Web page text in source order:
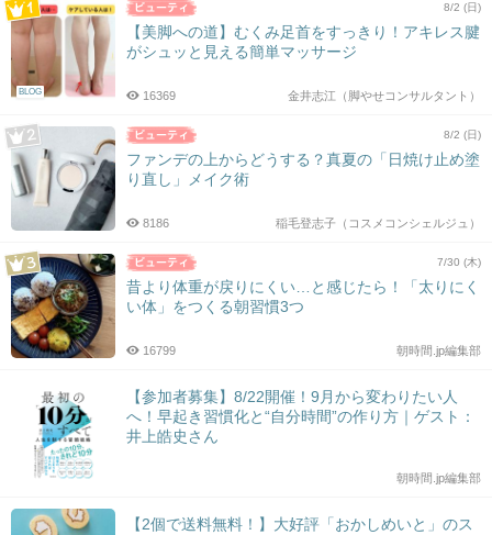
BLOG
8/2 (日)
【美脚への道】むくみ足首をすっきり！アキレス腱
がシュッと見える簡単マッサージ
金井志江（脚やせコンサルタント）
16369
8/2 (日)
ファンデの上からどうする？真夏の「日焼け止め塗
り直し」メイク術
稲毛登志子（コスメコンシェルジュ）
8186
7/30 (木)
昔より体重が戻りにくい…と感じたら！「太りにく
い体」をつくる朝習慣3つ
朝時間.jp編集部
16799
【参加者募集】8/22開催！9月から変わりたい人
へ！早起き習慣化と“自分時間”の作り方｜ゲスト：
井上皓史さん
朝時間.jp編集部
【2個で送料無料！】大好評「おかしめいと」のス